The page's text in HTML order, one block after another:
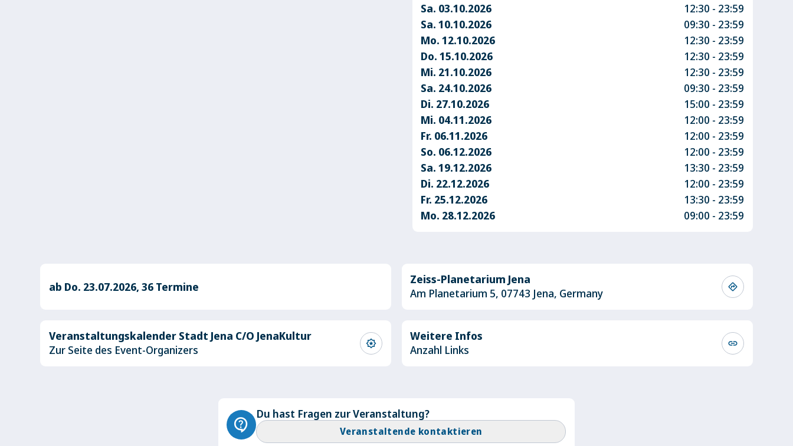
Sa. 03.10.2026
12:30 - 23:59
Sa. 10.10.2026
09:30 - 23:59
Mo. 12.10.2026
12:30 - 23:59
Do. 15.10.2026
12:30 - 23:59
Mi. 21.10.2026
12:30 - 23:59
Sa. 24.10.2026
09:30 - 23:59
Di. 27.10.2026
15:00 - 23:59
Mi. 04.11.2026
12:00 - 23:59
Fr. 06.11.2026
12:00 - 23:59
So. 06.12.2026
12:00 - 23:59
Sa. 19.12.2026
13:30 - 23:59
Di. 22.12.2026
12:00 - 23:59
Fr. 25.12.2026
13:30 - 23:59
Mo. 28.12.2026
09:00 - 23:59
ab Do. 23.07.2026, 36 Termine
Zeiss-Planetarium Jena
Am Planetarium 5, 07743 Jena, Germany
directions
Veranstaltungskalender Stadt Jena C/O JenaKultur
Zur Seite des Event-Organizers
award_star
Weitere Infos
Anzahl Links
link
contact_support Du hast Fragen zur Veranstaltung?
Veranstaltende kontaktieren